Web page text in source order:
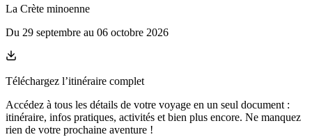
La Crète minoenne
Du 29 septembre au 06 octobre 2026
Téléchargez l’itinéraire complet
Accédez à tous les détails de votre voyage en un seul document :
itinéraire, infos pratiques, activités et bien plus encore. Ne manquez
rien de votre prochaine aventure !